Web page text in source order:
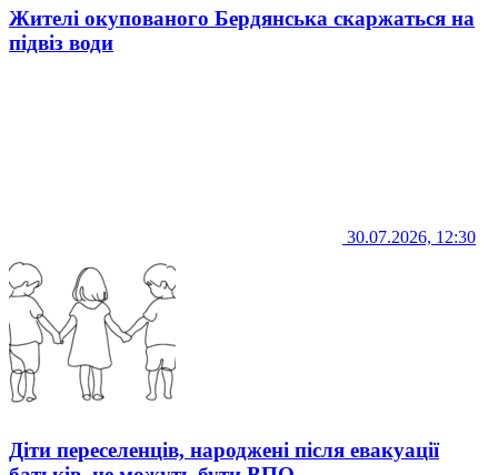
Жителі окупованого Бердянська скаржаться на
підвіз води
30.07.2026, 12:30
Діти переселенців, народжені після евакуації